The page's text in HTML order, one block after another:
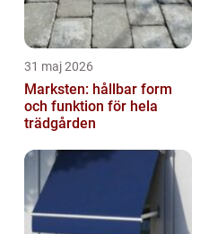
31 maj 2026
Marksten: hållbar form
och funktion för hela
trädgården